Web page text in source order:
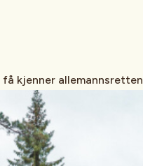
få kjenner allemannsretten